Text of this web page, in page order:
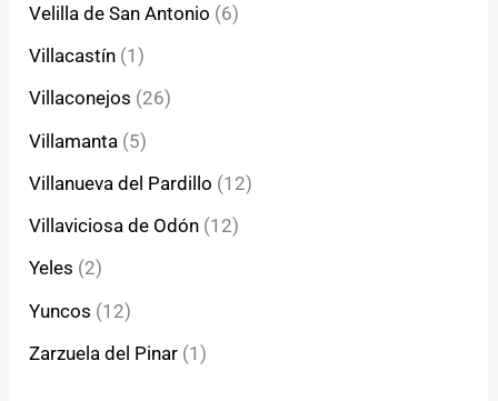
Velilla de San Antonio (6)
Villacastín (1)
Villaconejos (26)
Villamanta (5)
Villanueva del Pardillo (12)
Villaviciosa de Odón (12)
Yeles (2)
Yuncos (12)
Zarzuela del Pinar (1)